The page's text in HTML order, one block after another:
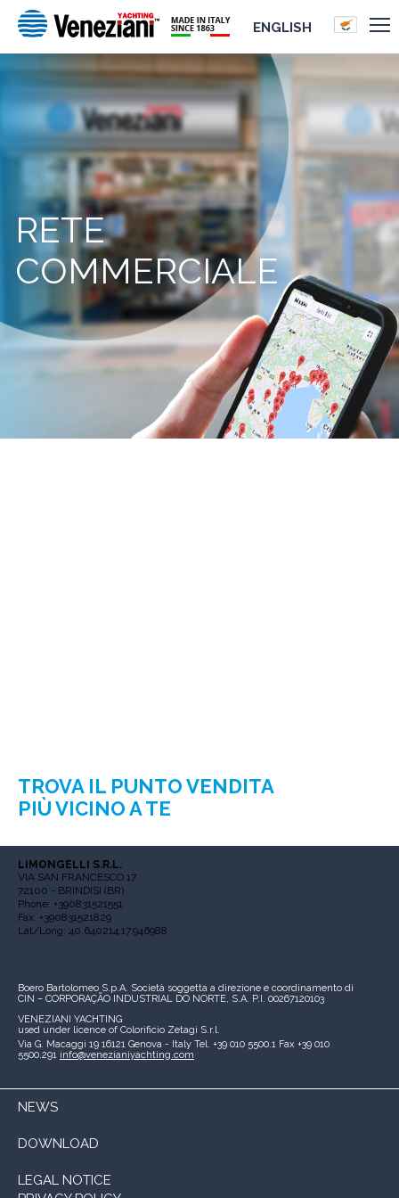
ENGLISH
RETE
COMMERCIALE
TROVA IL PUNTO VENDITA
PIÙ VICINO A TE
LIMONGELLI S.R.L.
VIA SAN FRANCESCO 17
72100 - BRINDISI (BR)
Phone: +390831521551
Fax: +390831521829
Lat/Long: 40.640214,17.946988
Boero Bartolomeo S.p.A. Società soggetta a direzione e coordinamento di
CIN – CORPORAÇÃO INDUSTRIAL DO NORTE, S.A. P.I. 00267120103
VENEZIANI YACHTING
used under licence of Colorificio Zetagi S.r.l.
Via G. Macaggi 19 16121 Genova - Italy Tel. +39 010 5500.1 Fax +39 010
5500.291 info@venezianiyachting.com
NEWS
DOWNLOAD
LEGAL NOTICE